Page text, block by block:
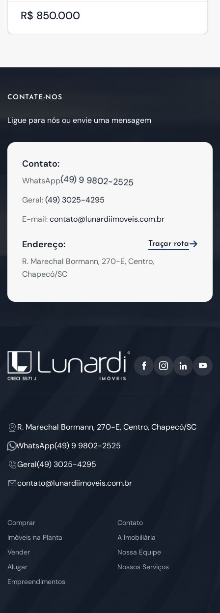
R$ 850.000
CONTATE-NOS
Ligue para nós ou envie uma mensagem
Contato:
WhatsApp:(49) 9 9802-2525
Geral:(49) 3025-4295
E-mail:contato@lunardiimoveis.com.br
Endereço: Traçar rota
R. Marechal Bormann, 270-E, Centro,
Chapecó/SC
R. Marechal Bormann, 270-E, Centro, Chapecó/SC
WhatsApp(49) 9 9802-2525
Geral(49) 3025-4295
contato@lunardiimoveis.com.br
Comprar
Imóveis na Planta
Vender
Alugar
Empreendimentos
Contato
A Imobiliária
Nossa Equipe
Nossos Serviços